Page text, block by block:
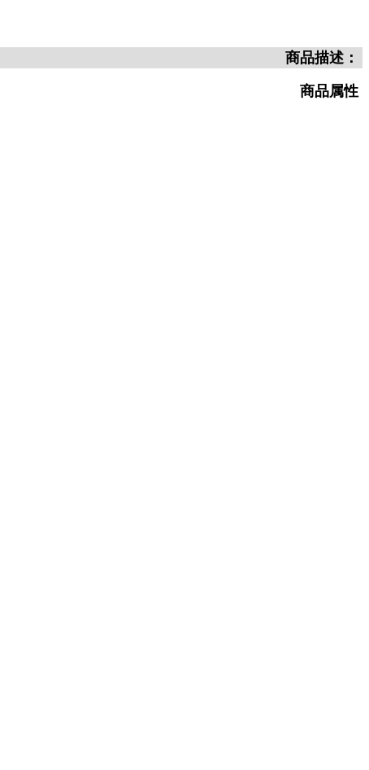
商品描述：
商品属性